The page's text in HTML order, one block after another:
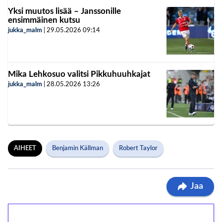
Yksi muutos lisää – Janssonille
ensimmäinen kutsu
jukka_malm 29.05.2026 09:14
Mika Lehkosuo valitsi Pikkuhuuhkajat
jukka_malm 28.05.2026 13:26
AIHEET Benjamin Källman Robert Taylor
Jaa